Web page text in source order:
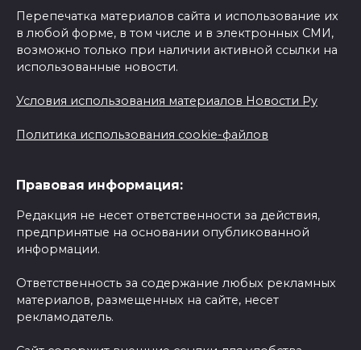
Перепечатка материалов сайта и использование их
в любой форме, в том числе и в электронных СМИ,
возможно только при наличии активной ссылки на
использованные новости.
Условия использования материалов Новости Ру
Политика использования cookie-файлов
Правовая информация:
Редакция не несет ответственности за действия,
предпринятые на основании опубликованной
информации.
Ответственность за содержание любых рекламных
материалов, размещенных на сайте, несет
рекламодатель.